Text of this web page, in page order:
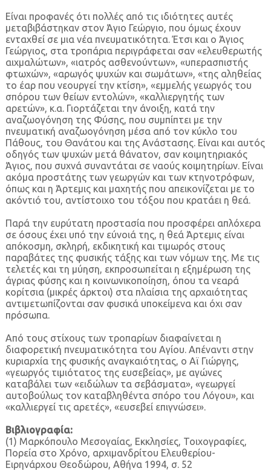
Είναι προφανές ότι πολλές από τις ιδιότητες αυτές
μεταβιβάστηκαν στον Άγιο Γεώργιο, που όμως έχουν
ενταχθεί σε μια νέα πνευματικότητα. Έτσι και ο Άγιος
Γεώργιος, στα τροπάρια περιγράφεται σαν «ελευθερωτής
αιχμαλώτων», «ιατρός ασθενούντων», «υπερασπιστής
φτωχών», «αρωγός ψυχών και σωμάτων», «της αληθείας
το έαρ που νεουργεί την κτίση», «εμμελής γεωργός του
σπόρου των θείων εντολών», «καλλιεργητής των
αρετών», κ.α. Γιορτάζεται την άνοιξη, κατά την
αναζωογόνηση της Φύσης, που συμπίπτει με την
πνευματική αναζωογόνηση μέσα από τον κύκλο του
Πάθους, του Θανάτου και της Ανάστασης. Είναι και αυτός
οδηγός των ψυχών μετά θάνατον, σαν κοιμητηριακός
Άγιος, που συχνά συναντάται σε ναούς κοιμητηρίων. Είναι
ακόμα προστάτης των γεωργών και των κτηνοτρόφων,
όπως και η Άρτεμις και μαχητής που απεικονίζεται με το
ακόντιό του, αντίστοιχο του τόξου που κρατάει η θεά.
Παρά την ευρύτατη προστασία που προσφέρει απλόχερα
σε όσους έχει υπό την εύνοιά της, η θεά Άρτεμις είναι
απόκοσμη, σκληρή, εκδικητική και τιμωρός στους
παραβάτες της φυσικής τάξης και των νόμων της. Με τις
τελετές και τη μύηση, εκπροσωπείται η εξημέρωση της
άγριας φύσης και η κοινωνικοποίηση, όπου τα νεαρά
κορίτσια (μικρές άρκτοι) στα πλαίσια της αρχαιότητας
αντιμετωπίζονται σαν φυσικά υποκείμενα και όχι σαν
πρόσωπα.
Από τους στίχους των τροπαρίων διαφαίνεται η
διαφορετική πνευματικότητα του Αγίου. Απέναντι στην
κυριαρχία της φυσικής αναγκαιότητας, ο Αϊ Γιώργης,
«γεωργός τιμιότατος της ευσεβείας», με αγώνες
καταβάλει των «ειδώλων τα σεβάσματα», «γεωργεί
αυτοβούλως τον καταβληθέντα σπόρο του Λόγου», και
«καλλιεργεί τις αρετές», «ευσεβεί επιγνώσει».
Βιβλιογραφία:
(1) Μαρκόπουλο Μεσογαίας, Εκκλησίες, Τοιχογραφίες,
Πορεία στο Χρόνο, αρχιμανδρίτου Ελευθερίου-
Ειρηνάρχου Θεοδώρου, Αθήνα 1994, σ. 52